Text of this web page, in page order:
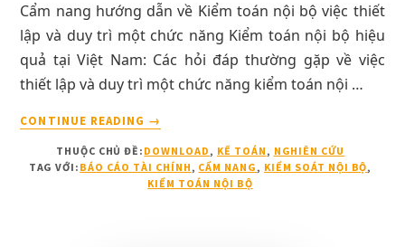
Cẩm nang hướng dẫn về Kiểm toán nội bộ việc thiết
lập và duy trì một chức năng Kiểm toán nội bộ hiệu
quả tại Việt Nam: Các hỏi đáp thường gặp về việc
thiết lập và duy trì một chức năng kiểm toán nội …
CONTINUE READING
VỀDOWNLOAD
HOSE:
CẨM
→
THUỘC CHỦ ĐỀ: DOWNLOAD, KẾ TOÁN, NGHIÊN CỨU
TAG VỚI: BÁO CÁO TÀI CHÍNH, CẨM NANG, KIỂM SOÁT NỘI BỘ,
KIỂM TOÁN NỘI BỘ